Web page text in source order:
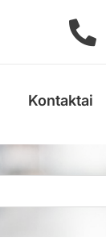
Kontaktai